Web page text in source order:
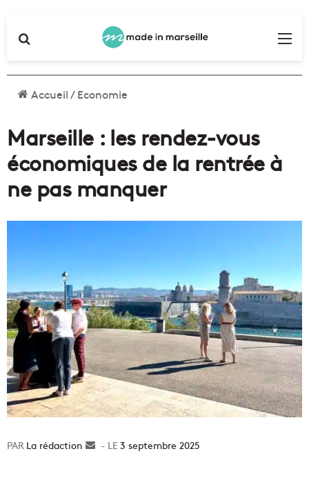
Accueil/Economie
Marseille : les rendez-vous
économiques de la rentrée à
ne pas manquer
La rédaction
Envoyer3 septembre 2025